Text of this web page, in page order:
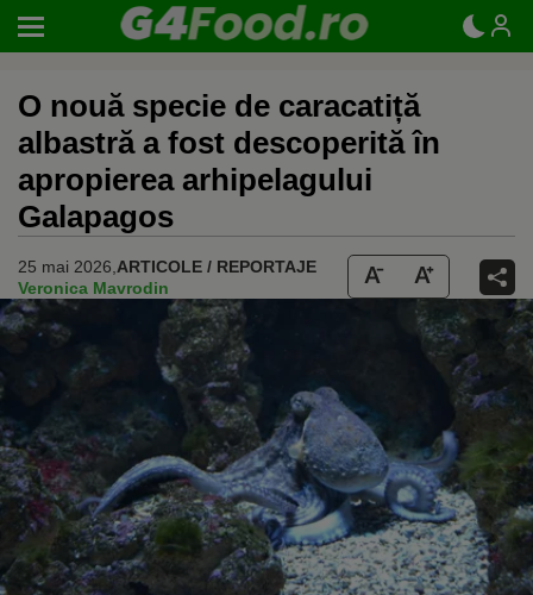
O nouă specie de caracatiță
albastră a fost descoperită în
apropierea arhipelagului
Galapagos
25 mai 2026, ARTICOLE / REPORTAJE
Veronica Mavrodin